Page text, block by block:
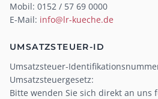
Mobil: 0152 / 57 69 0000
E-Mail: info@lr-kueche.de
UMSATZSTEUER-ID
Umsatzsteuer-
Umsatzsteuergesetz:
Bitte wenden Sie sich direkt an uns